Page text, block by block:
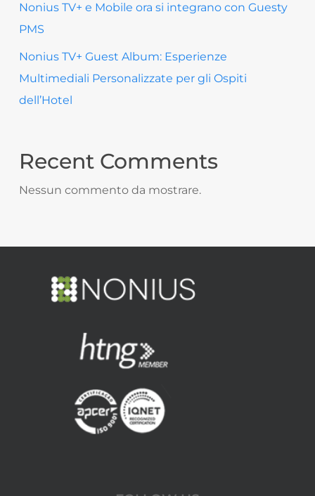
Nonius TV+ e Mobile ora si integrano con Guesty
PMS
Nonius TV+ Guest Album: Esperienze
Multimediali Personalizzate per gli Ospiti
dell’Hotel
Recent Comments
Nessun commento da mostrare.